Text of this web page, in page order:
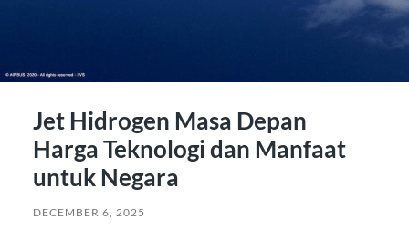
Jet Hidrogen Masa Depan
Harga Teknologi dan Manfaat
untuk Negara
DECEMBER 6, 2025